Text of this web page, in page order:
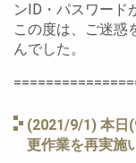
ンID・パスワード
この度は、ご迷惑
んでした。
(2021/9/1) 本日
更作業を再実施